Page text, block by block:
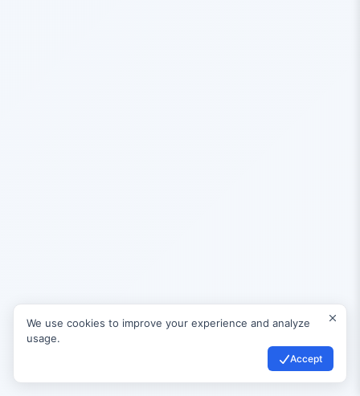
We use cookies to improve your experience and analyze
usage.
Accept